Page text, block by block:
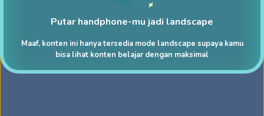
Putar handphone-mu jadi landscape
Maaf, konten ini hanya tersedia mode landscape supaya kamu
bisa lihat konten belajar dengan maksimal